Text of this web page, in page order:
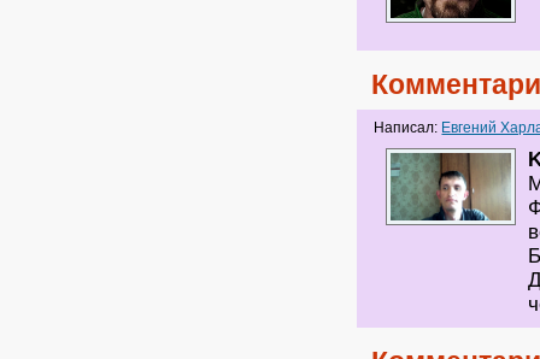
Написал: Евгений